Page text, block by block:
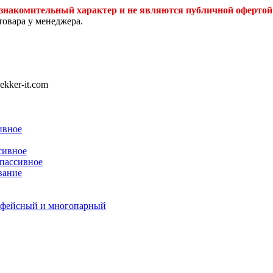
характер и не являются публичной офертой
у менеджера.
it.com
и многопарный